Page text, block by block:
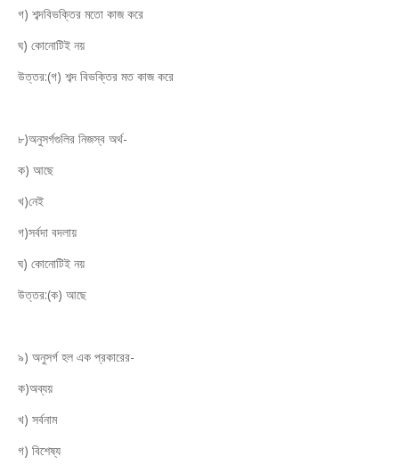
গ) শব্দবিভক্তির মতো কাজ করে
ঘ) কোনোটিই নয়
উত্তর:(গ) শব্দ বিভক্তির মত কাজ করে
৮)অনুসর্গগুলির নিজস্ব অর্থ-
ক) আছে
খ)নেই
গ)সর্বদা বদলায়
ঘ) কোনোটিই নয়
উত্তর:(ক) আছে
৯) অনুসর্গ হল এক প্রকারের-
ক)অব্যয়
খ) সর্বনাম
গ) বিশেষ্য